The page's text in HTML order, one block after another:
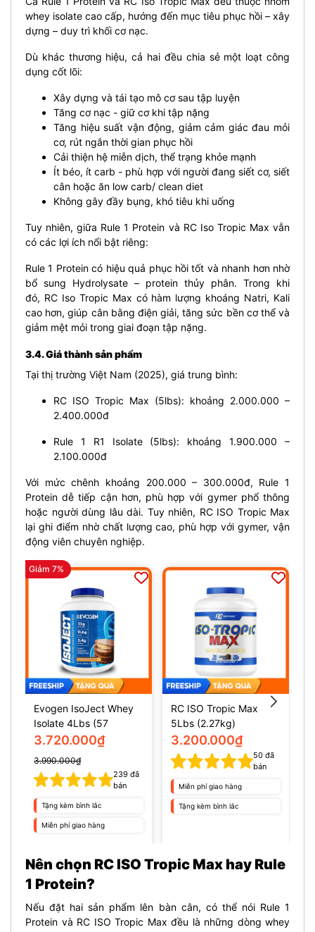
whey isolate cao cấp, hướng đến mục tiêu phục hồi – xây
dựng – duy trì khối cơ nạc.
Dù khác thương hiệu, cả hai đều chia sẻ một loạt công
dụng cốt lõi:
Xây dựng và tái tạo mô cơ sau tập luyện
Tăng cơ nạc - giữ cơ khi tập nặng
Tăng hiệu suất vận động, giảm cảm giác đau mỏi
cơ, rút ngắn thời gian phục hồi
Cải thiện hệ miễn dịch, thể trạng khỏe mạnh
Ít béo, ít carb - phù hợp với người đang siết cơ, siết
cân hoặc ăn low carb/ clean diet
Không gây đầy bụng, khó tiêu khi uống
Tuy nhiên, giữa Rule 1 Protein và RC Iso Tropic Max vẫn
có các lợi ích nổi bật riêng:
Rule 1 Protein có hiệu quả phục hồi tốt và nhanh hơn nhờ
bổ sung Hydrolysate – protein thủy phân. Trong khi
đó, RC Iso Tropic Max có hàm lượng khoáng Natri, Kali
cao hơn, giúp cân bằng điện giải, tăng sức bền cơ thể và
giảm mệt mỏi trong giai đoạn tập nặng.
3.4. Giá thành sản phẩm
Tại thị trường Việt Nam (2025), giá trung bình:
RC ISO Tropic Max (5lbs): khoảng 2.000.000 –
2.400.000đ
Rule 1 R1 Isolate (5lbs): khoảng 1.900.000 –
2.100.000đ
Với mức chênh khoảng 200.000 – 300.000đ, Rule 1
Protein dễ tiếp cận hơn, phù hợp với gymer phổ thông
hoặc người dùng lâu dài. Tuy nhiên, RC ISO Tropic Max
lại ghi điểm nhờ chất lượng cao, phù hợp với gymer, vận
động viên chuyên nghiệp.
Giảm 7%
Evogen IsoJect Whey
Isolate 4Lbs (57
servings)
3.720.000₫
3.990.000₫
239 đã
bán
Tặng kèm bình lắc
Miễn phí giao hàng
RC ISO Tropic Max
5Lbs (2.27kg)
3.200.000₫
50 đã
bán
Miễn phí giao hàng
Tặng kèm bình lắc
Nên chọn RC ISO Tropic Max hay Rule
1 Protein?
Nếu đặt hai sản phẩm lên bàn cân, có thể nói Rule 1
Protein và RC ISO Tropic Max đều là những dòng whey